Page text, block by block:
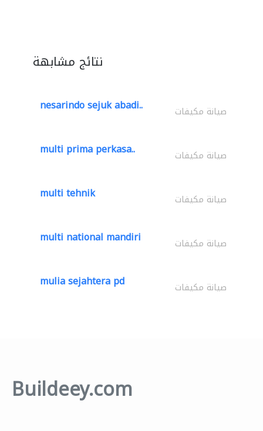
نتائج مشابهة
nesarindo sejuk abadi.. صيانة مكيفات
multi prima perkasa.. صيانة مكيفات
multi tehnik صيانة مكيفات
multi national mandiri صيانة مكيفات
mulia sejahtera pd صيانة مكيفات
Buildeey.com